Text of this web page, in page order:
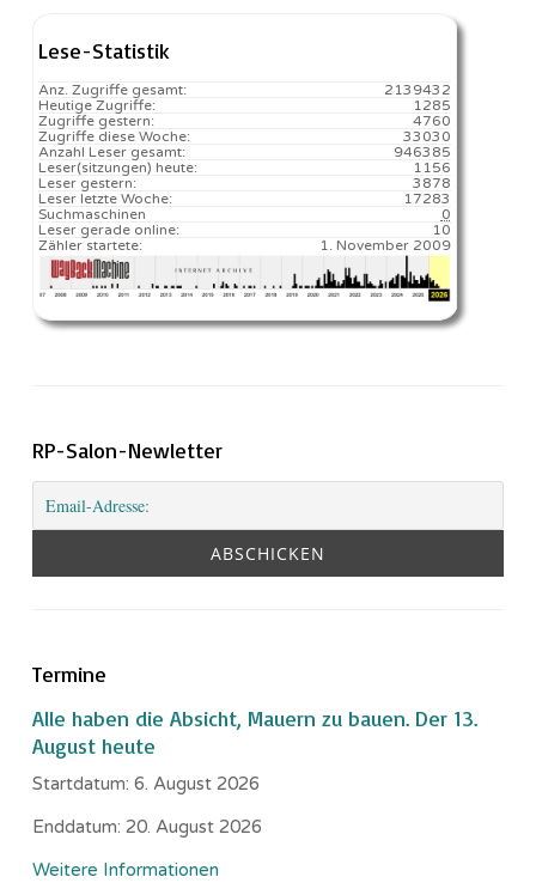
Lese-Statistik
2139432
Anz. Zugriffe gesamt:
1285
Heutige Zugriffe:
4760
Zugriffe gestern:
33030
Zugriffe diese Woche:
946385
Anzahl Leser gesamt:
1156️
Leser(sitzungen) heute:
3878
Leser gestern:
17283️
Leser letzte Woche:
0
Suchmaschinen
10
Leser gerade online:
1. November 2009
Zähler startete:
RP-Salon-Newletter
Termine
Alle haben die Absicht, Mauern zu bauen. Der 13.
August heute
Startdatum: 6. August 2026
Enddatum: 20. August 2026
Weitere Informationen